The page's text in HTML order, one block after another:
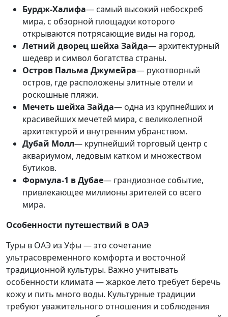
Бурдж-Халифа— самый высокий небоскреб
мира, с обзорной площадки которого
открываются потрясающие виды на город.
Летний дворец шейха Зайда— архитектурный
шедевр и символ богатства страны.
Остров Пальма Джумейра— рукотворный
остров, где расположены элитные отели и
роскошные пляжи.
Мечеть шейха Зайда— одна из крупнейших и
красивейших мечетей мира, с великолепной
архитектурой и внутренним убранством.
Дубай Молл— крупнейший торговый центр с
аквариумом, ледовым катком и множеством
бутиков.
Формула-1 в Дубае— грандиозное событие,
привлекающее миллионы зрителей со всего
мира.
Особенности путешествий в ОАЭ
Туры в ОАЭ из Уфы — это сочетание
ультрасовременного комфорта и восточной
традиционной культуры. Важно учитывать
особенности климата — жаркое лето требует беречь
кожу и пить много воды. Культурные традиции
требуют уважительного отношения и соблюдения